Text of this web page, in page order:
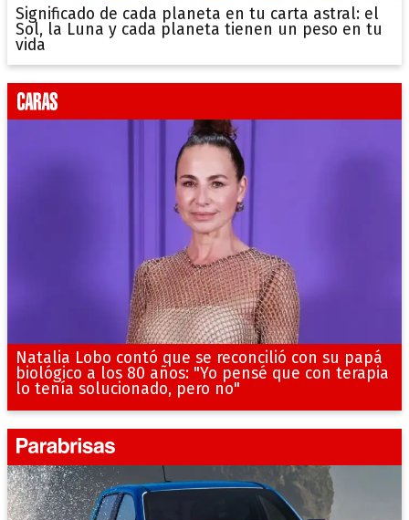
Significado de cada planeta en tu carta astral: el
Sol, la Luna y cada planeta tienen un peso en tu
vida
Natalia Lobo contó que se reconcilió con su papá
biológico a los 80 años: "Yo pensé que con terapia
lo tenía solucionado, pero no"